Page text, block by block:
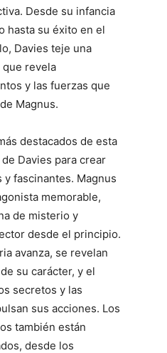
Desde su infancia
hasta su éxito en el
Davies teje una
que revela
y las fuerzas que
Magnus.
destacados de esta
Davies para crear
fascinantes. Magnus
memorable,
de misterio y
desde el principio.
avanza, se revelan
su carácter, y el
secretos y las
sus acciones. Los
también están
desde los